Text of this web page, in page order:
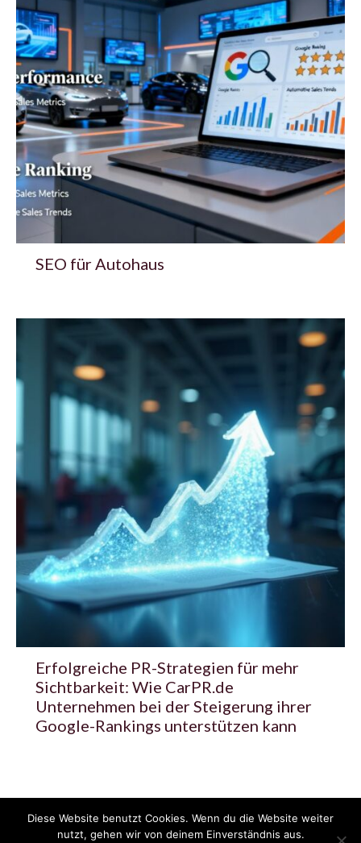
SEO für Autohaus
Erfolgreiche PR-Strategien für mehr
Sichtbarkeit: Wie CarPR.de
Unternehmen bei der Steigerung ihrer
Google-Rankings unterstützen kann
© 2020 - 2025 Copyright - KFZzeitung.com
Diese Website benutzt Cookies. Wenn du die Website weiter
nutzt, gehen wir von deinem Einverständnis aus.